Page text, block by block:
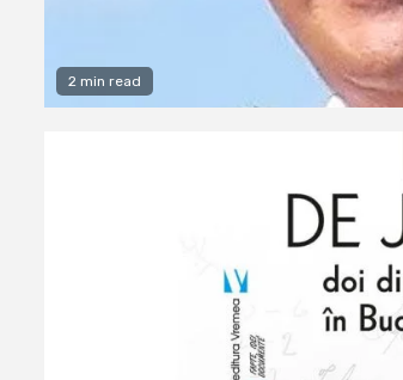
2 min read